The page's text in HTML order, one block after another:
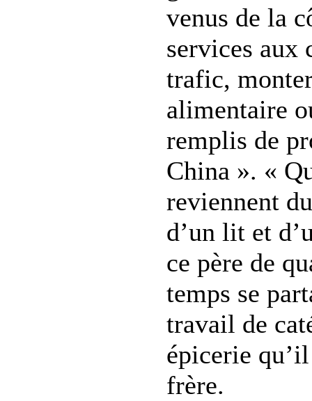
venus de la
services aux
trafic,
alimentaire
remplis de
China ». «
reviennent
d’un lit et
ce père de
temps se
travail de
épicerie
frère.